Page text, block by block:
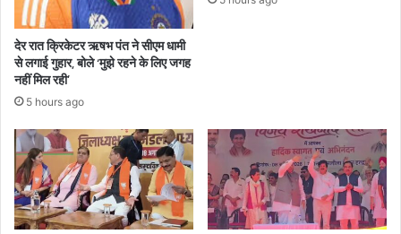
देर रात क्रिकेटर ऋषभ पंत ने सीएम धामी
से लगाई गुहार, बोले ‘मुझे रहने के लिए जगह
नहीं मिल रही’
5 hours ago